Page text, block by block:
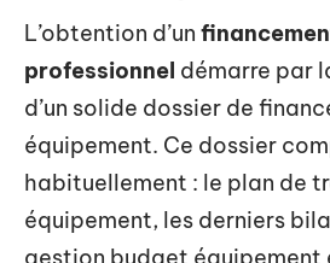
L’obtention d’un
professionnel démarre par
d’un solide dossier de
équipement. Ce dossier
habituellement : le plan de
équipement, les derniers